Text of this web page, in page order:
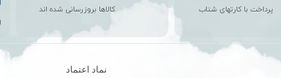
پرداخت با کارتهای شتاب کالاها بروزرسانی شده اند
نماد اعتماد